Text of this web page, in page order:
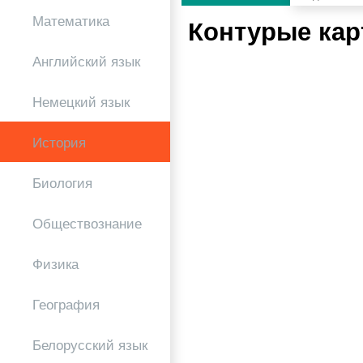
Математика
Английский язык
Немецкий язык
История
Биология
Обществознание
Физика
География
Белорусский язык
Контурые